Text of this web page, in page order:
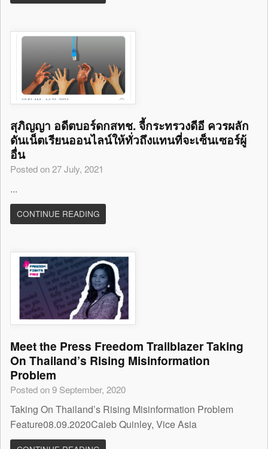
สุภิญญา อดีตบอร์ดกสทช. จี้กระทรวงดีอี ควรผลัก
ดันเน็ตเรียนออนไลน์ให้ทั่วถึงแทนที่จะเซ็นเซอร์ผู้
อื่น
Posted on 27 July, 2021
...
CONTINUE READING
Meet the Press Freedom Trailblazer Taking
On Thailand’s Rising Misinformation
Problem
Posted on 9 September, 2020
Taking On Thailand’s Rising Misinformation Problem
Feature08.09.2020Caleb Quinley, Vice Asia